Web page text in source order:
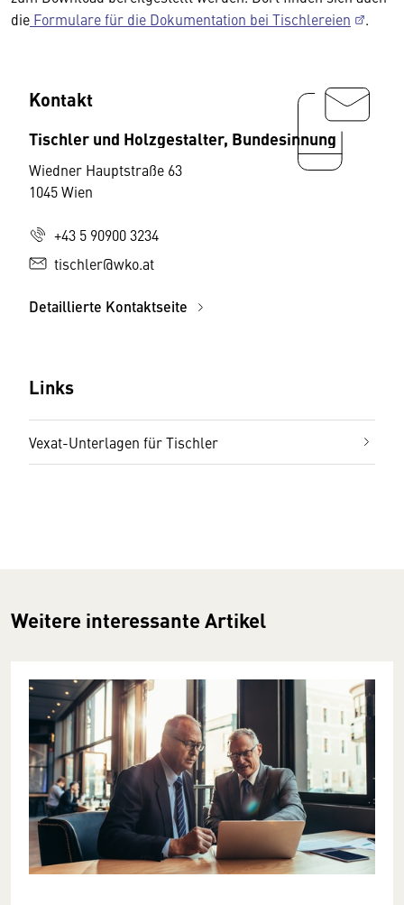
die Formulare für die Dokumentation bei Tischlereien .
Kontakt
Tischler und Holzgestalter, Bundesinnung
Wiedner Hauptstraße 63
1045 Wien
+43 5 90900 3234
tischler@wko.at
Detaillierte Kontaktseite
Links
Vexat-Unterlagen für Tischler
Weitere interessante Artikel